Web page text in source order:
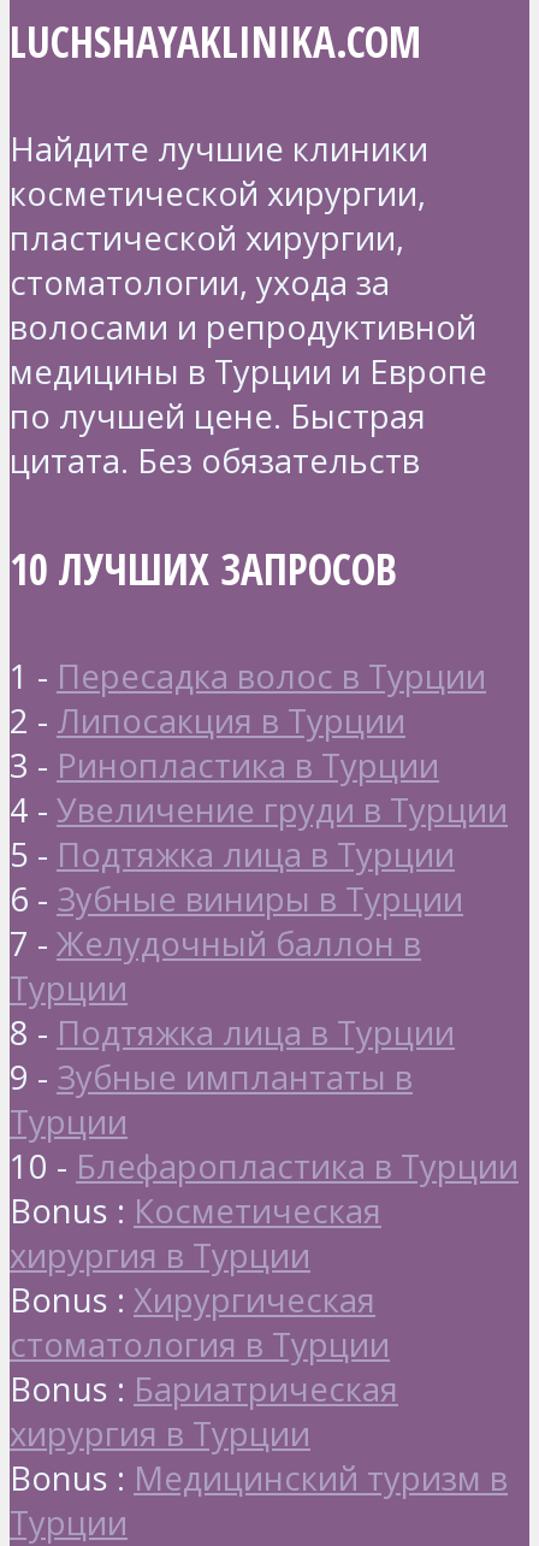
LUCHSHAYAKLINIKA.COM
Найдите лучшие клиники
косметической хирургии,
пластической хирургии,
стоматологии, ухода за
волосами и репродуктивной
медицины в Турции и Европе
по лучшей цене. Быстрая
цитата. Без обязательств
10 ЛУЧШИХ ЗАПРОСОВ
1 - Пересадка волос в Турции
2 - Липосакция в Турции
3 - Ринопластика в Турции
4 - Увеличение груди в Турции
5 - Подтяжка лица в Турции
6 - Зубные виниры в Турции
7 - Желудочный баллон в
Турции
8 - Подтяжка лица в Турции
9 - Зубные имплантаты в
Турции
10 - Блефаропластика в Турции
Bonus : Косметическая
хирургия в Турции
Bonus : Хирургическая
стоматология в Турции
Bonus : Бариатрическая
хирургия в Турции
Bonus : Медицинский туризм в
Турции